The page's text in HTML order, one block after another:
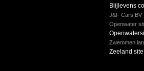
Blijlevens
J&F Cars BV
Openwater
Zwemmen
Zeeland site